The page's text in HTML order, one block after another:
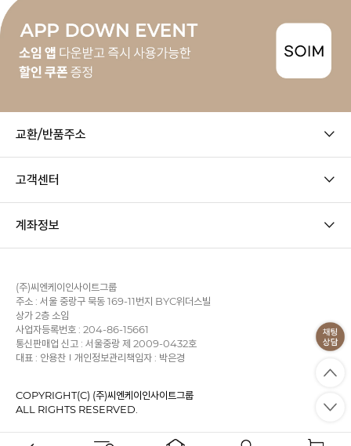
교환/반품주소
고객센터
계좌정보
(주)씨엔케이인사이트그룹
주소 : 서울 중랑구 묵동 169-11번지 BYC위더스빌
상가 2층 소임
사업자등록번호 : 204-86-15661
통신판매업 신고 : 서울중랑 제 2009-0432호
대표 : 안용찬
개인정보관리책임자 : 박은경
COPYRIGHT(C) (주)씨엔케이인사이트그룹
ALL RIGHTS RESERVED.